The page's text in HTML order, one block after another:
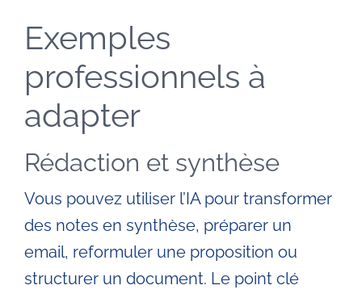
Exemples
professionnels à
adapter
Rédaction et synthèse
Vous pouvez utiliser l’IA pour transformer
des notes en synthèse, préparer un
email, reformuler une proposition ou
structurer un document. Le point clé